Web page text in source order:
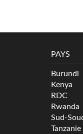
PAYS
Burundi
Kenya
RDC
Rwanda
Sud-
Tanzanie